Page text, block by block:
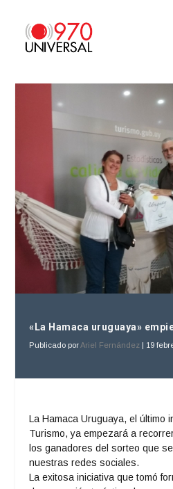
«La Hamaca uruguaya»
Publicado porAriel Fernández 19
La Hamaca Uruguaya, el último
Turismo, ya empezará a
los ganadores del sorteo que
nuestras redes sociales.
La exitosa iniciativa que tomó